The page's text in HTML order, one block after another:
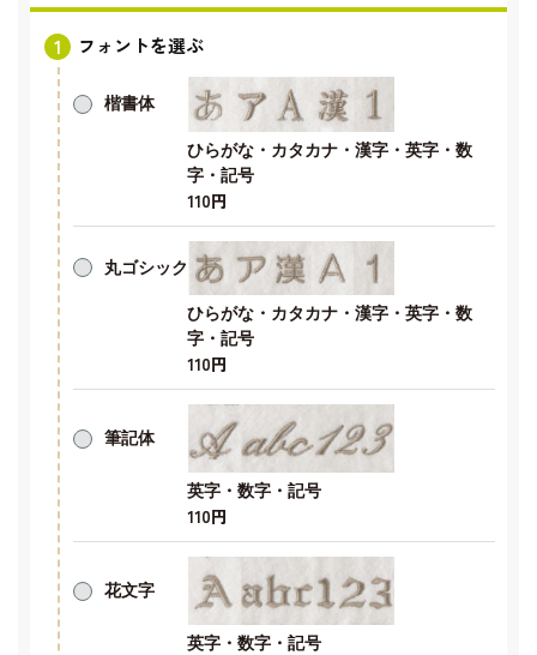
フォントを選ぶ
楷書体
ひらがな・カタカナ・漢字・英字・数
字・記号
110円
丸ゴシック
ひらがな・カタカナ・漢字・英字・数
字・記号
110円
筆記体
英字・数字・記号
110円
花文字
英字・数字・記号